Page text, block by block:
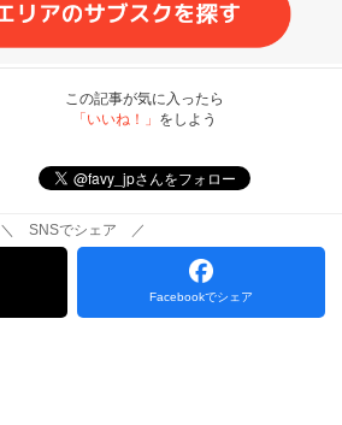
この記事が気に入ったら
「いいね！」 をしよう
＼ SNSでシェア ／
Facebookでシェア